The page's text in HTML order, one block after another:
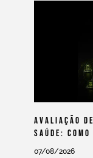
Avaliação
Saúde:
07/08/2026